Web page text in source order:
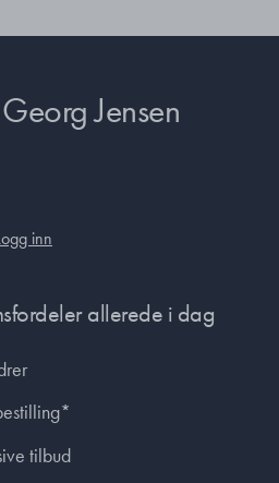
Jensen
inn
allerede i dag
tilbud